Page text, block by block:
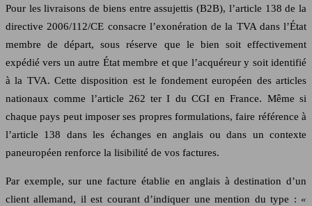
Pour les livraisons de biens entre assujettis (B2B), l’article 138 de la
directive 2006/112/CE consacre l’exonération de la TVA dans l’État
membre de départ, sous réserve que le bien soit effectivement
expédié vers un autre État membre et que l’acquéreur y soit identifié
à la TVA. Cette disposition est le fondement européen des articles
nationaux comme l’article 262 ter I du CGI en France. Même si
chaque pays peut imposer ses propres formulations, faire référence à
l’article 138 dans les échanges en anglais ou dans un contexte
paneuropéen renforce la lisibilité de vos factures.
Par exemple, sur une facture établie en anglais à destination d’un
client allemand, il est courant d’indiquer une mention du type : «